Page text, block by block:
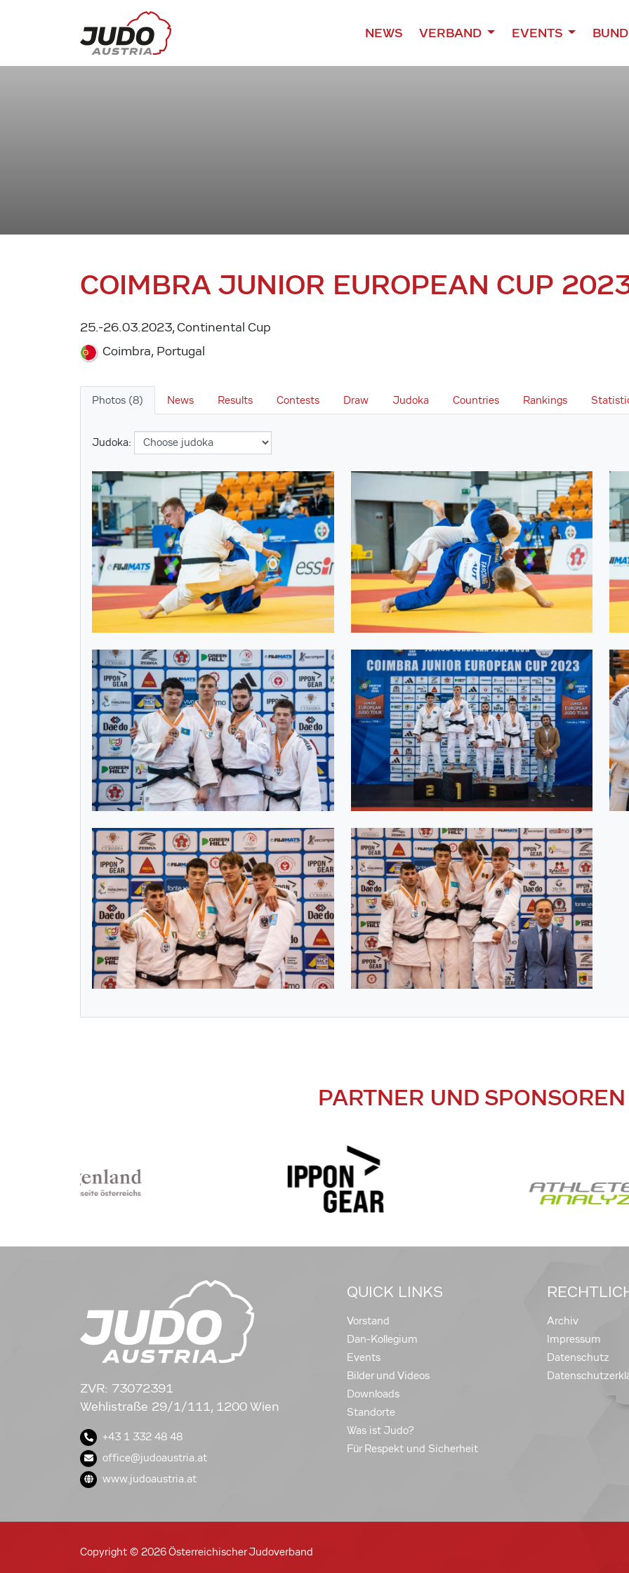
NEWS VERBAND EVENTS
COIMBRA JUNIOR EUROPEAN CUP
25.-26.03.2023, Continental Cup
Coimbra, Portugal
Photos (8) News Results Contests Draw Judoka Countries Rankings
Judoka:
PARTNER UND SPONSOREN
ZVR: 73072391
Wehlistraße 29/1/111, 1200 Wien
+43 1 332 48 48
office@judoaustria.at
www.judoaustria.at
QUICK LINKS
Vorstand
Dan-Kollegium
Events
Bilder und Videos
Downloads
Standorte
Was ist Judo?
Für Respekt und Sicherheit
Archiv
Impressum
Datenschutz
Copyright © 2026 Österreichischer Judoverband